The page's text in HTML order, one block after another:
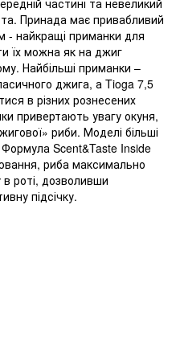
Принада має привабливий
- найкращі приманки для
їх можна як на джиг
Найбільші приманки –
джига, а Tioga 7,5
в різних рознесених
привертають увагу окуня,
риби. Моделі більші
Scent&Taste Inside
риба максимально
роті, дозволивши
підсічку.